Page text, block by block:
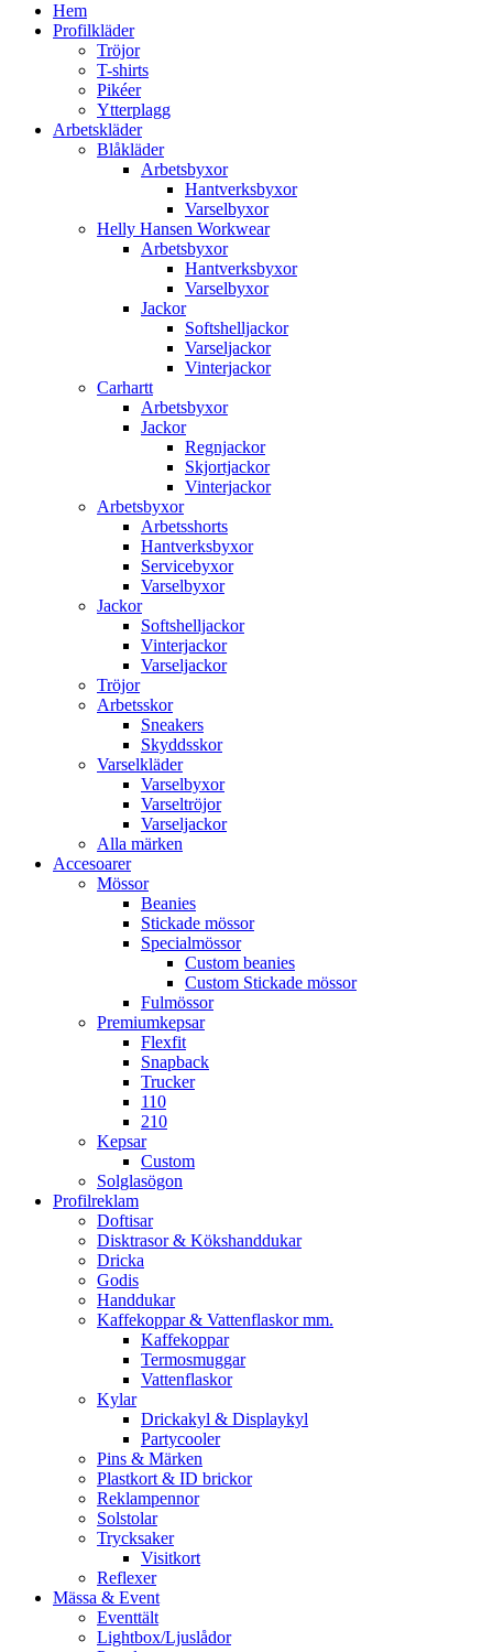
Hem
Profilkläder
Tröjor
T-shirts
Pikéer
Ytterplagg
Arbetskläder
Blåkläder
Arbetsbyxor
Hantverksbyxor
Varselbyxor
Helly Hansen Workwear
Arbetsbyxor
Hantverksbyxor
Varselbyxor
Jackor
Softshelljackor
Varseljackor
Vinterjackor
Carhartt
Arbetsbyxor
Jackor
Regnjackor
Skjortjackor
Vinterjackor
Arbetsbyxor
Arbetsshorts
Hantverksbyxor
Servicebyxor
Varselbyxor
Jackor
Softshelljackor
Vinterjackor
Varseljackor
Tröjor
Arbetsskor
Sneakers
Skyddsskor
Varselkläder
Varselbyxor
Varseltröjor
Varseljackor
Alla märken
Accesoarer
Mössor
Beanies
Stickade mössor
Specialmössor
Custom beanies
Custom Stickade mössor
Fulmössor
Premiumkepsar
Flexfit
Snapback
Trucker
110
210
Kepsar
Custom
Solglasögon
Profilreklam
Doftisar
Disktrasor & Kökshanddukar
Dricka
Godis
Handdukar
Kaffekoppar & Vattenflaskor mm.
Kaffekoppar
Termosmuggar
Vattenflaskor
Kylar
Drickakyl & Displaykyl
Partycooler
Pins & Märken
Plastkort & ID brickor
Reklampennor
Solstolar
Trycksaker
Visitkort
Reflexer
Mässa & Event
Eventtält
Lightbox/Ljuslådor